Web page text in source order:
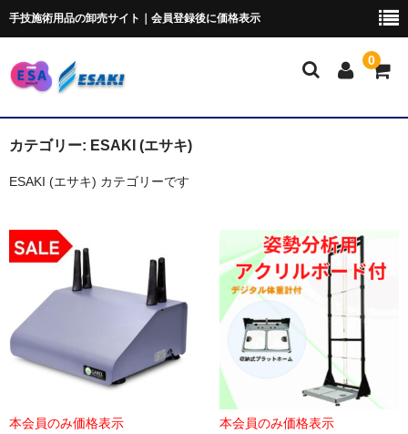
手技施術用品の卸売サイト｜会員登録後に価格表示
0
マイページ
トムソンベッド・カイロ
ブロック・クッション
ポータブルドロップ
スクラブ
カテゴリー: ESAKI (エサキ)
ESAKI (エサキ) カテゴリーです
本会員のみ価格表示
本会員のみ価格表示